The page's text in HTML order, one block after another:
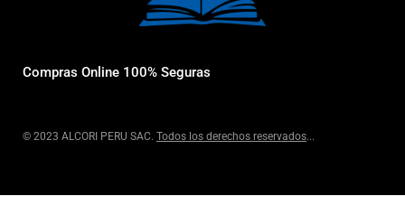
Compras Online 100% Seguras
© 2023 ALCORI PERU SAC. Todos los derechos reservados...